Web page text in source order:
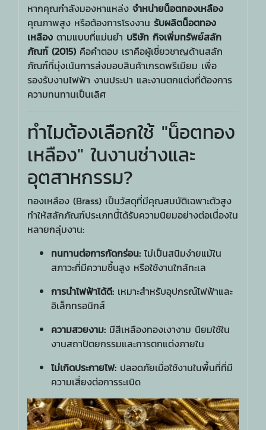
หากคุณกำลังมองหาแหล่ง จำหน่ายน็อตทองเหลือง
คุณภาพสูง หรือต้องการโรงงาน รับผลิตน็อตทอง
เหลือง ตามแบบที่แม่นยำ บริษัท กิจเพิ่มทรัพย์สลัก
ภัณฑ์ (2015) คือคำตอบ เราคือผู้เชี่ยวชาญด้านสลัก
ภัณฑ์ที่มุ่งเน้นการส่งมอบสินค้าเกรดพรีเมียม เพื่อ
รองรับงานไฟฟ้า งานประปา และงานตกแต่งที่ต้องการ
ความทนทานเป็นเลิศ
ทำไมต้องเลือกใช้ "น็อตทอง
เหลือง" ในงานช่างและ
อุตสาหกรรม?
ทองเหลือง (Brass) เป็นวัสดุที่มีคุณสมบัติเฉพาะตัวสูง
ทำให้สลักภัณฑ์ประเภทนี้ได้รับความนิยมอย่างต่อเนื่องใน
หลายกลุ่มงาน:
ทนทานต่อการกัดกร่อน: ไม่เป็นสนิมง่ายแม้ใน
สภาวะที่มีความชื้นสูง หรือใช้งานใกล้ทะเล
การนำไฟฟ้าได้ดี: เหมาะสำหรับอุปกรณ์ไฟฟ้าและ
อิเล็กทรอนิกส์
ความสวยงาม: มีสีเหลืองทองเงางาม นิยมใช้ใน
งานสถาปัตยกรรมและการตกแต่งภายใน
ไม่เกิดประกายไฟ: ปลอดภัยเมื่อใช้งานในพื้นที่ที่มี
ความเสี่ยงต่อการระเบิด